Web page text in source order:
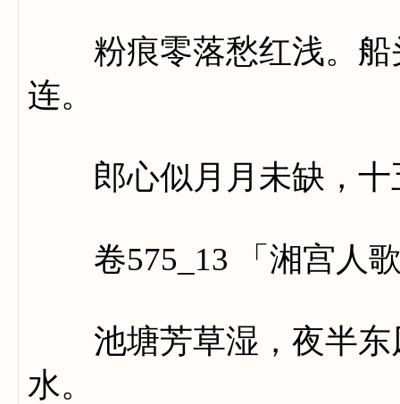
粉痕零落愁红浅。船
连。
郎心似月月未缺，十
卷575_13 「湘宫人
池塘芳草湿，夜半东
水。